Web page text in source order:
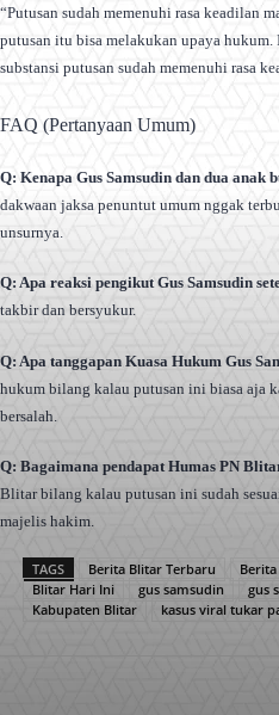
“Putusan sudah memenuhi rasa keadilan
putusan itu bisa melakukan upaya
substansi putusan sudah memenuhi rasa
FAQ (Pertanyaan Umum)
Q: Kenapa Gus Samsudin dan dua anak
dakwaan jaksa penuntut umum nggak
unsurnya.
Q: Apa reaksi pengikut Gus Samsudin
takbir dan bersyukur.
Q: Apa tanggapan Kuasa Hukum Gus
hukum bilang kalau putusan ini biasa aja
bersalah.
Q: Bagaimana pendapat Humas PN
Blitar bilang kalau putusan ini sudah
majelis hakim.
TAGS Berita Blitar Terbaru
Blitar Hari Ini
gus samsudin gus
Kabupaten Blitar
kasus viral tukar